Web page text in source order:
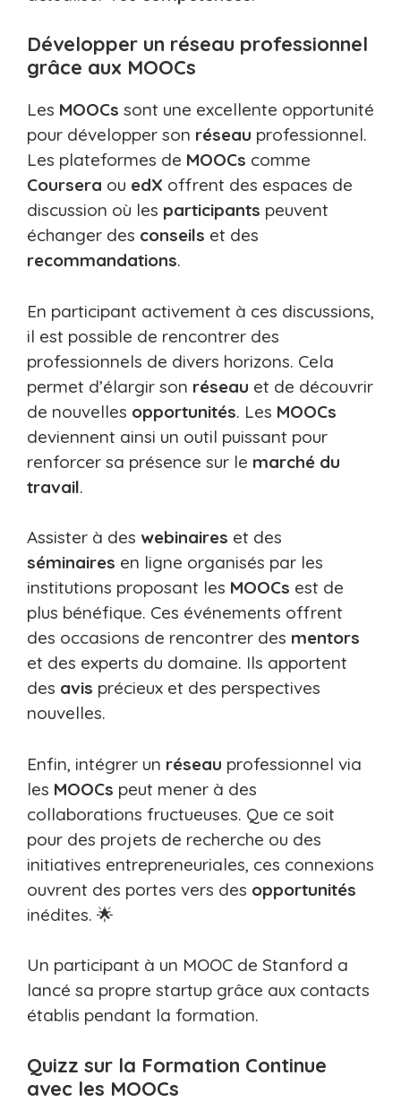
Développer un réseau professionnel
grâce aux MOOCs
Les MOOCs sont une excellente opportunité
pour développer son réseau professionnel.
Les plateformes de MOOCs comme
Coursera ou edX offrent des espaces de
discussion où les participants peuvent
échanger des conseils et des
recommandations.
En participant activement à ces discussions,
il est possible de rencontrer des
professionnels de divers horizons. Cela
permet d’élargir son réseau et de découvrir
de nouvelles opportunités. Les MOOCs
deviennent ainsi un outil puissant pour
renforcer sa présence sur le marché du
travail.
Assister à des webinaires et des
séminaires en ligne organisés par les
institutions proposant les MOOCs est de
plus bénéfique. Ces événements offrent
des occasions de rencontrer des mentors
et des experts du domaine. Ils apportent
des avis précieux et des perspectives
nouvelles.
Enfin, intégrer un réseau professionnel via
les MOOCs peut mener à des
collaborations fructueuses. Que ce soit
pour des projets de recherche ou des
initiatives entrepreneuriales, ces connexions
ouvrent des portes vers des opportunités
inédites. 🌟
Un participant à un MOOC de Stanford a
lancé sa propre startup grâce aux contacts
établis pendant la formation.
Quizz sur la Formation Continue
avec les MOOCs